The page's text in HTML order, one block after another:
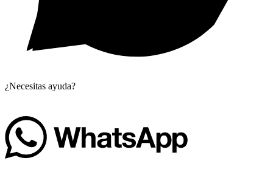
¿Necesitas ayuda?